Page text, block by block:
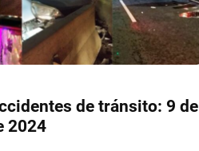
de tránsito: 9 de
2024